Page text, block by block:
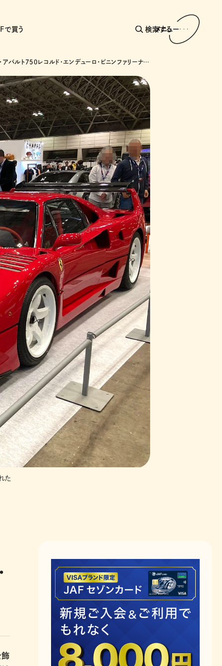
で買う 検索する
メニュー
フィアット・アバルト750レコルド・エンデューロ・ピニンファリーナ/フェラーリ・250GT SWB/ランチア・ベータ・モンテカルロ…実感できた名車の存在感
た
飾